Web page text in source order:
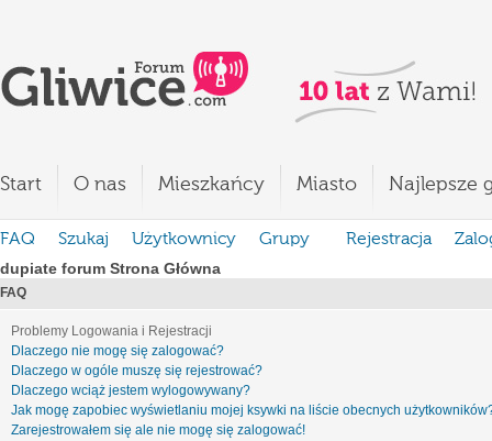
Start O nas Mieszkańcy Miasto Najlepsze
FAQ Szukaj Użytkownicy Grupy Rejestracja
dupiate forum Strona Główna
FAQ
Problemy Logowania i Rejestracji
Dlaczego nie mogę się zalogować?
Dlaczego w ogóle muszę się rejestrować?
Dlaczego wciąż jestem wylogowywany?
Jak mogę zapobiec wyświetlaniu mojej ksywki na liście obecnych
Zarejestrowałem się ale nie mogę się zalogować!